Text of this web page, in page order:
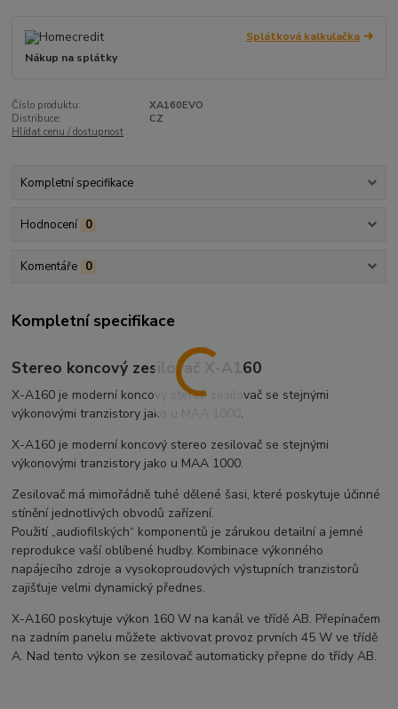
Splátková kalkulačka
Nákup na splátky
Číslo produktu:
XA160EVO
Distribuce:
CZ
Hlídat cenu / dostupnost
Kompletní specifikace
Hodnocení 0
Komentáře 0
Kompletní specifikace
Stereo koncový zesilovač X-A160
X-A160 je moderní koncový stereo zesilovač se stejnými
výkonovými tranzistory jako u MAA 1000.
X-A160 je moderní koncový stereo zesilovač se stejnými
výkonovými tranzistory jako u MAA 1000.
Zesilovač má mimořádně tuhé dělené šasi, které poskytuje účinné
stínění jednotlivých obvodů zařízení.
Použití „audiofilských“ komponentů je zárukou detailní a jemné
reprodukce vaší oblíbené hudby. Kombinace výkonného
napájecího zdroje a vysokoproudových výstupních tranzistorů
zajišťuje velmi dynamický přednes.
X-A160 poskytuje výkon 160 W na kanál ve třídě AB. Přepínačem
na zadním panelu můžete aktivovat provoz prvních 45 W ve třídě
A. Nad tento výkon se zesilovač automaticky přepne do třídy AB.